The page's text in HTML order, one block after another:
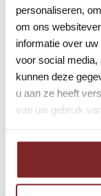
personaliseren,
om ons
informatie over
voor social media,
kunnen deze
u aan ze heeft
van uw gebruik
U